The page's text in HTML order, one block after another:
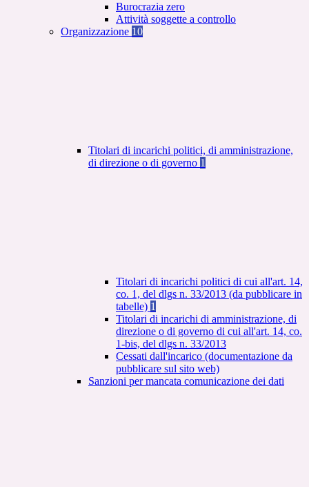
Burocrazia zero
Attività soggette a controllo
Organizzazione 10
Titolari di incarichi politici, di amministrazione,
di direzione o di governo 1
Titolari di incarichi politici di cui all'art. 14,
co. 1, del dlgs n. 33/2013 (da pubblicare in
tabelle) 1
Titolari di incarichi di amministrazione, di
direzione o di governo di cui all'art. 14, co.
1-bis, del dlgs n. 33/2013
Cessati dall'incarico (documentazione da
pubblicare sul sito web)
Sanzioni per mancata comunicazione dei dati